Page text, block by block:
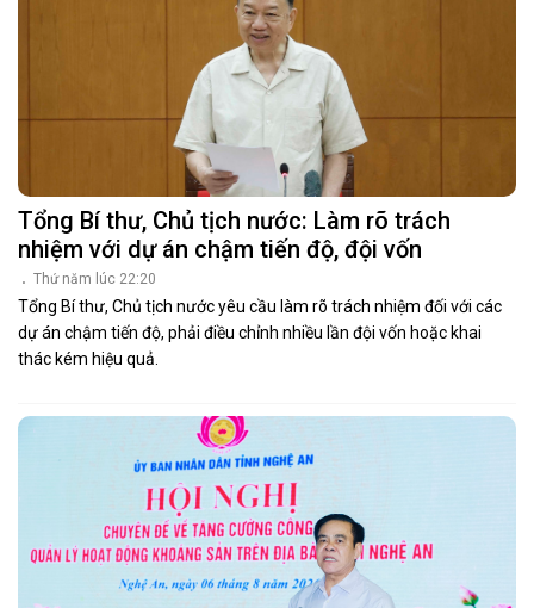
Tổng Bí thư, Chủ tịch nước: Làm rõ trách
nhiệm với dự án chậm tiến độ, đội vốn
Thứ năm lúc 22:20
Tổng Bí thư, Chủ tịch nước yêu cầu làm rõ trách nhiệm đối với các
dự án chậm tiến độ, phải điều chỉnh nhiều lần đội vốn hoặc khai
thác kém hiệu quả.